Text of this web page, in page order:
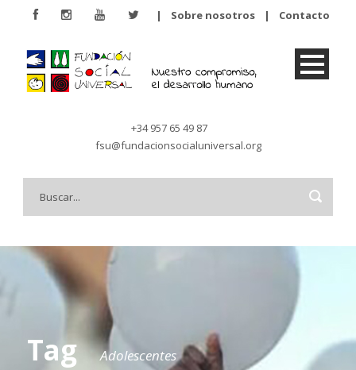
| Sobre nosotros | Contacto
+34 957 65 49 87
fsu@fundacionsocialuniversal.org
Tag Adolescentes